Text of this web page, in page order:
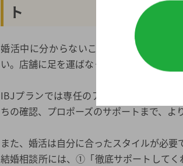
ト
婚活中に分からないことやお困りのこと
い。店舗に足を運ばなくても、マイページ
IBJプランでは専任のアドバイザーがつき
ちの確認、プロポーズのサポートまで、よ
また、婚活は自分に合ったスタイルが必要
結婚相談所には、①「徹底サポートして